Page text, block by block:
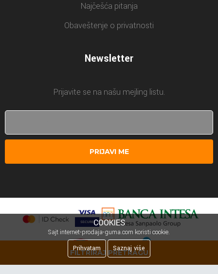
FILTRIRAJ PRETRAGU
Najčešća pitanja
Obaveštenje o privatnosti
Newsletter
Prijavite se na našu mejling listu.
PRIJAVI ME
COOKIES
Sajt internet-prodaja-guma.com koristi cookie.
Prihvatam
Saznaj više